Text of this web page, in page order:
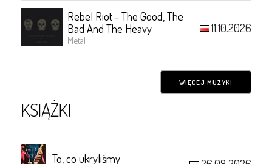
Rebel Riot - The Good, The
Bad And The Heavy
Metal
11.10.2026
WIĘCEJ MUZYKI
KSIĄŻKI
To, co ukryliśmy